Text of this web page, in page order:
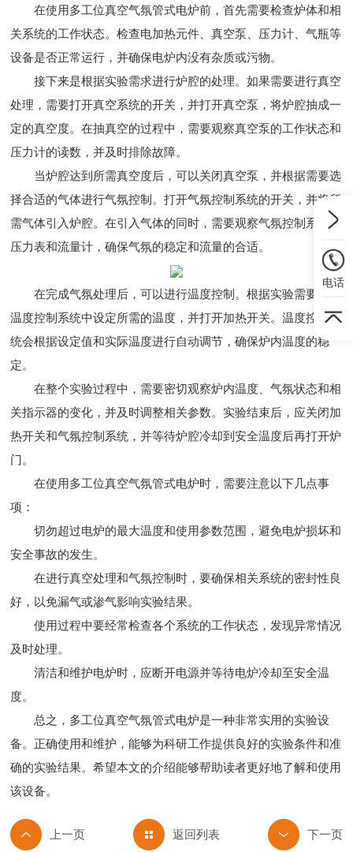
在使用多工位真空气氛管式电炉前，首先需要检查炉体和相
关系统的工作状态。检查电加热元件、真空泵、压力计、气瓶等
设备是否正常运行，并确保电炉内没有杂质或污物。
接下来是根据实验需求进行炉腔的处理。如果需要进行真空
处理，需要打开真空系统的开关，并打开真空泵，将炉腔抽成一
定的真空度。在抽真空的过程中，需要观察真空泵的工作状态和
压力计的读数，并及时排除故障。
当炉腔达到所需真空度后，可以关闭真空泵，并根据需要选
择合适的气体进行气氛控制。打开气氛控制系统的开关，并将所
需气体引入炉腔。在引入气体的同时，需要观察气氛控制系统的
压力表和流量计，确保气氛的稳定和流量的合适。
在完成气氛处理后，可以进行温度控制。根据实验需要，在
温度控制系统中设定所需的温度，并打开加热开关。温度控制系
统会根据设定值和实际温度进行自动调节，确保炉内温度的稳
定。
在整个实验过程中，需要密切观察炉内温度、气氛状态和相
关指示器的变化，并及时调整相关参数。实验结束后，应关闭加
热开关和气氛控制系统，并等待炉腔冷却到安全温度后再打开炉
门。
在使用多工位真空气氛管式电炉时，需要注意以下几点事
项：
切勿超过电炉的最大温度和使用参数范围，避免电炉损坏和
安全事故的发生。
在进行真空处理和气氛控制时，要确保相关系统的密封性良
好，以免漏气或渗气影响实验结果。
使用过程中要经常检查各个系统的工作状态，发现异常情况
及时处理。
清洁和维护电炉时，应断开电源并等待电炉冷却至安全温
度。
总之，多工位真空气氛管式电炉是一种非常实用的实验设
备。正确使用和维护，能够为科研工作提供良好的实验条件和准
确的实验结果。希望本文的介绍能够帮助读者更好地了解和使用
该设备。
返回列表
电话